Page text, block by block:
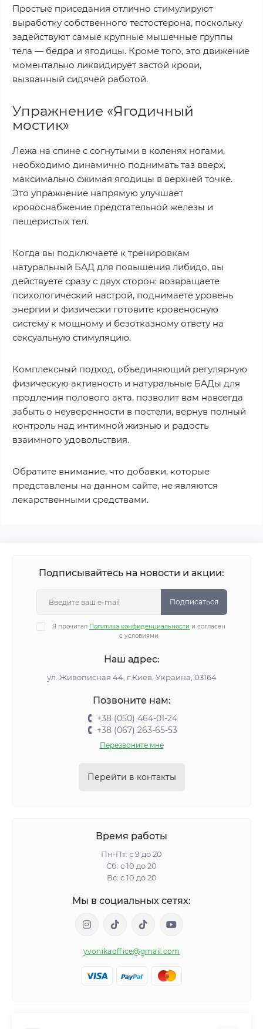
Простые приседания отлично стимулируют
выработку собственного тестостерона, поскольку
задействуют самые крупные мышечные группы
тела — бедра и ягодицы. Кроме того, это движение
моментально ликвидирует застой крови,
вызванный сидячей работой.
Упражнение «Ягодичный
мостик»
Лежа на спине с согнутыми в коленях ногами,
необходимо динамично поднимать таз вверх,
максимально сжимая ягодицы в верхней точке.
Это упражнение напрямую улучшает
кровоснабжение предстательной железы и
пещеристых тел.
Когда вы подключаете к тренировкам
натуральный БАД для повышения либидо, вы
действуете сразу с двух сторон: возвращаете
психологический настрой, поднимаете уровень
энергии и физически готовите кровеносную
систему к мощному и безотказному ответу на
сексуальную стимуляцию.
Комплексный подход, объединяющий регулярную
физическую активность и натуральные БАДы для
продления полового акта, позволит вам навсегда
забыть о неуверенности в постели, вернув полный
контроль над интимной жизнью и радость
взаимного удовольствия.
Обратите внимание, что добавки, которые
представлены на данном сайте, не являются
лекарственными средствами.
Подписывайтесь на новости и акции:
Подписаться
Я прочитал Политика конфиденциальности и согласен
с условиями
Наш адрес:
ул. Живописная 44, г.Киев, Украина, 03164
Позвоните нам:
+38 (050) 464-01-24
+38 (067) 263-65-53
Перезвоните мне
Перейти в контакты
Время работы
Пн-Пт: с 9 до 20
Сб: с 10 до 20
Вс: с 10 до 20
Мы в социальных сетях:
yvonikaoffice@gmail.com